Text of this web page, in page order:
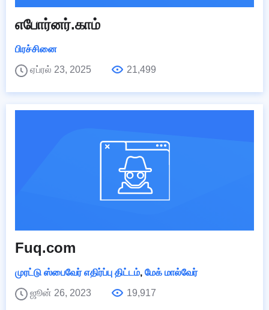
எபோர்னர்.காம்
பிரச்சினை
ஏப்ரல் 23, 2025
21,499
Fuq.com
முரட்டு ஸ்பைவேர் எதிர்ப்பு திட்டம், மேக் மால்வேர்
ஜூன் 26, 2023
19,917